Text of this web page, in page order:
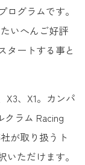
グラムです。
いへんご好評
タートする事と
X3、X1。カンパ
クラム Racing
が取り扱うト
ただけます。